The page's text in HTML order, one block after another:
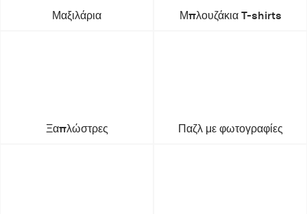
Μαξιλάρια Μπλουζάκια T-shirts
Ξαπλώστρες Παζλ με φωτογραφίες